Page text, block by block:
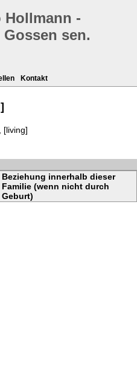
Hollmann -
sen.
Kontakt
[living]
Beziehung innerhalb dieser
Familie (wenn nicht durch
Geburt)